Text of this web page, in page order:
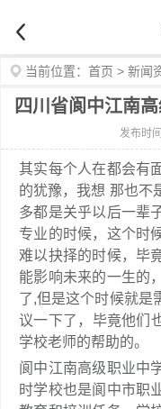
当前位置： 首页 > 新闻
四川省阆中江南
发布时
其实每个人在都会有
的犹豫，我想 那也不
多都是关乎以后一辈
专业的时候，这个时
难以抉择的时候，毕
能影响未来的一生的
了,但是这个时候就是
议一下了，毕竟他们
学校老师的帮助的。
阆中江南高级职业中
时学校也是阆中市职